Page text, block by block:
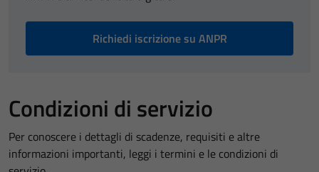
Richiedi iscrizione su ANPR
Condizioni di servizio
Per conoscere i dettagli di scadenze, requisiti e altre
informazioni importanti, leggi i termini e le condizioni di